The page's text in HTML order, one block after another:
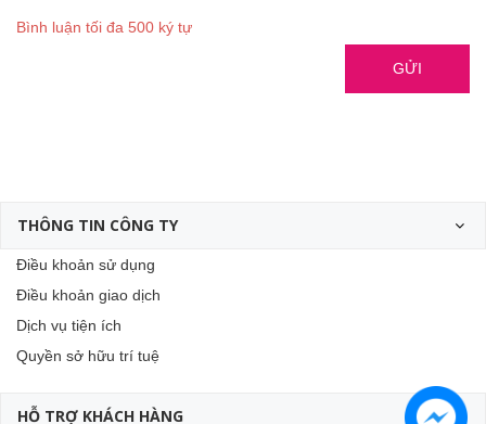
Bình luận tối đa 500 ký tự
GỬI
THÔNG TIN CÔNG TY
Điều khoản sử dụng
Điều khoản giao dịch
Dịch vụ tiện ích
Quyền sở hữu trí tuệ
HỖ TRỢ KHÁCH HÀNG